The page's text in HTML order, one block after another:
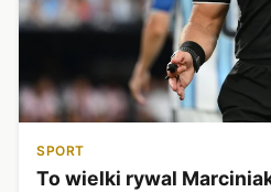
SPORT
To wielki rywal